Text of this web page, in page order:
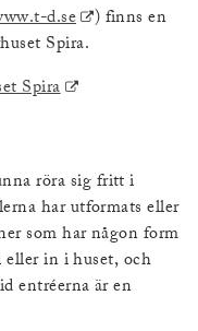
d.se(Extern
länk)
) finns en
Spira.
Spira(Extern
röra sig fritt i
har utformats eller
som har någon form
in i huset, och
entréerna är en